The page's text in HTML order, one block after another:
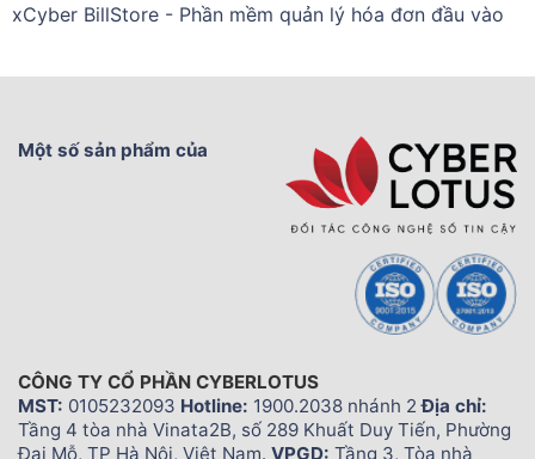
xCyber BillStore - Phần mềm quản lý hóa đơn đầu vào
Một số sản phẩm của
CÔNG TY CỔ PHẦN CYBERLOTUS
MST: 0105232093 Hotline: 1900.2038 nhánh 2Địa chỉ:
Tầng 4 tòa nhà Vinata2B, số 289 Khuất Duy Tiến, Phường
Đại Mỗ, TP Hà Nội, Việt Nam. VPGD: Tầng 3, Tòa nhà